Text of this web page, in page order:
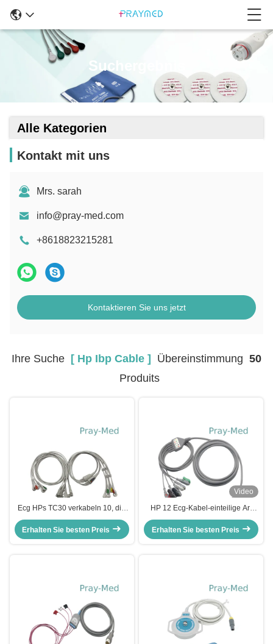
Suchergebnis
Alle Kategorien
Kontakt mit uns
Mrs. sarah
info@pray-med.com
+8618823215281
Kontaktieren Sie uns jetzt
Ihre Suche [ Hp Ibp Cable ] Übereinstimmung 50
Produits
Ecg HPs TC30 verkabeln 10, die
Führung Ecg mit Schnell-/Clip
989803151651 schnüren
Erhalten Sie besten Preis
Video
HP 12 Ecg-Kabel-einteilige Art
Doppelt-Schild Führung Pin 5
strukturiert TPU-Jacke 3.6m
Erhalten Sie besten Preis